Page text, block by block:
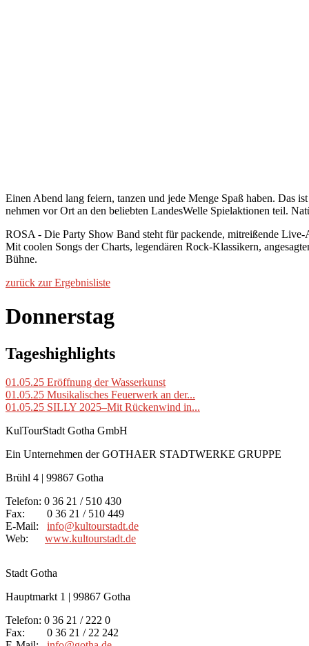
Einen Abend lang feiern, tanzen und jede Menge Spaß haben. Das
nehmen vor Ort an den beliebten LandesWelle Spielaktionen teil.
ROSA - Die Party Show Band steht für packende, mitreißende Live-
Mit coolen Songs der Charts, legendären Rock-Klassikern,
Bühne.
zurück zur Ergebnisliste
Donnerstag
Tageshighlights
01.05.25 Eröffnung der Wasserkunst
01.05.25 Musikalisches Feuerwerk an der...
01.05.25 SILLY 2025–Mit Rückenwind in...
KulTourStadt Gotha GmbH
Ein Unternehmen der GOTHAER STADTWERKE GRUPPE
Brühl 4 | 99867 Gotha
Telefon: 0 36 21 / 510 430
Fax: 0 36 21 / 510 449
E-Mail: info@kultourstadt.de
Web: www.kultourstadt.de
Stadt Gotha
Hauptmarkt 1 | 99867 Gotha
Telefon: 0 36 21 / 222 0
Fax: 0 36 21 / 22 242